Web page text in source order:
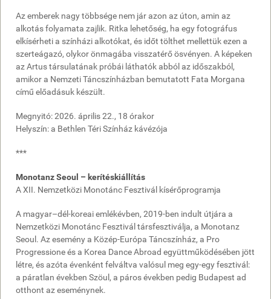
Az emberek nagy többsége nem jár azon az úton, amin az
alkotás folyamata zajlik. Ritka lehetőség, ha egy fotográfus
elkísérheti a színházi alkotókat, és időt tölthet mellettük ezen a
szerteágazó, olykor önmagába visszatérő ösvényen. A képeken
az Artus társulatának próbái láthatók abból az időszakból,
amikor a Nemzeti Táncszínházban bemutatott Fata Morgana
című előadásuk készült.
Megnyitó: 2026. április 22., 18 órakor
Helyszín: a Bethlen Téri Színház kávézója
***
Monotanz Seoul – kerítéskiállítás
A XII. Nemzetközi Monotánc Fesztivál kísérőprogramja
A magyar–dél-koreai emlékévben, 2019-ben indult útjára a
Nemzetközi Monotánc Fesztivál társfesztiválja, a Monotanz
Seoul. Az esemény a Közép-Európa Táncszínház, a Pro
Progressione és a Korea Dance Abroad együttműködésében jött
létre, és azóta évenként felváltva valósul meg egy-egy fesztivál:
a páratlan években Szöul, a páros években pedig Budapest ad
otthont az eseménynek.